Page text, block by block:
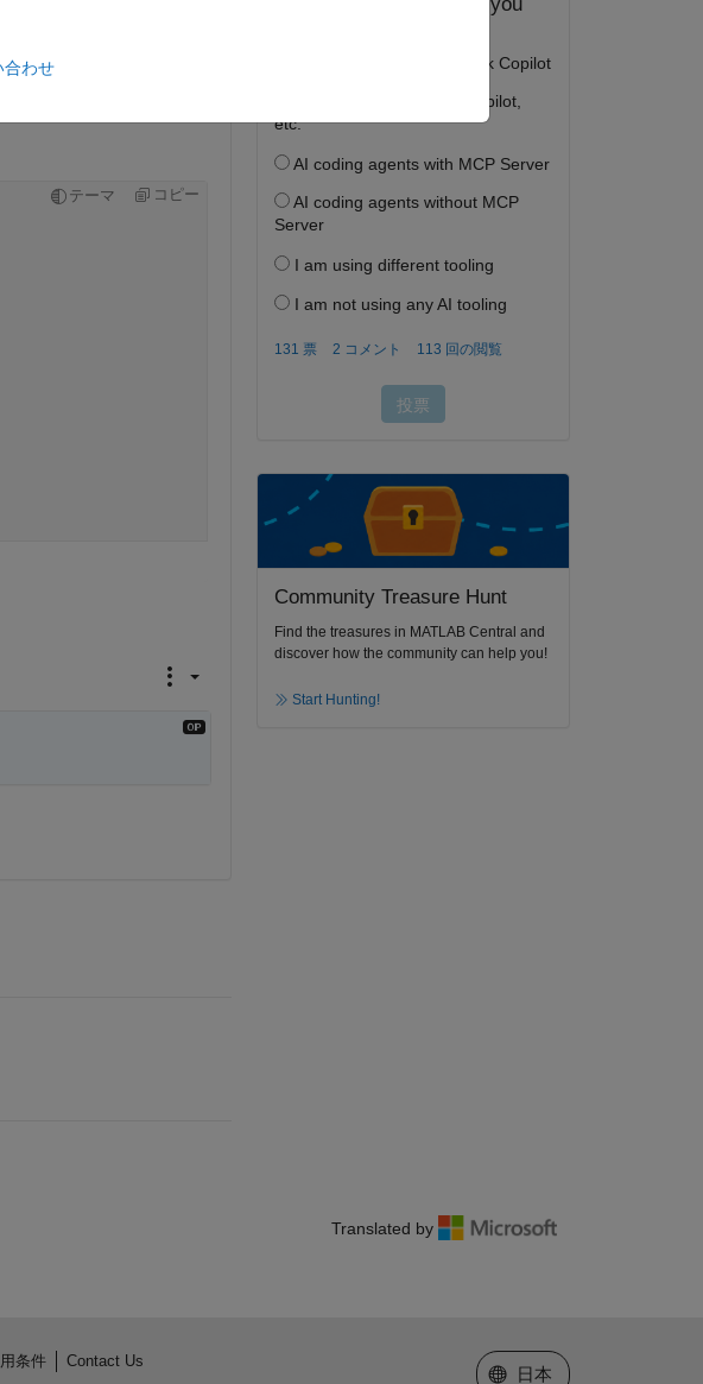
テーマ コピー
Community Treasure Hunt
Find the treasures in MATLAB Central and
discover how the community can help you!
Start Hunting!
Translated by
合わせ
条件
Contact Us
Web サイトの選択
日本